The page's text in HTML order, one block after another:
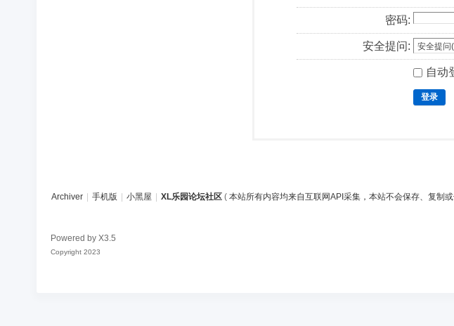
密码:
安全提问:
自动
登录
Archiver 手机版 小黑屋 XL乐园论坛社区 ( 本站所有内容均来自互联网API采集，本站不会保存、复制
Powered by X3.5
Copyright 2023